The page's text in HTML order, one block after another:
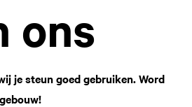
ons
je steun goed gebruiken. Word